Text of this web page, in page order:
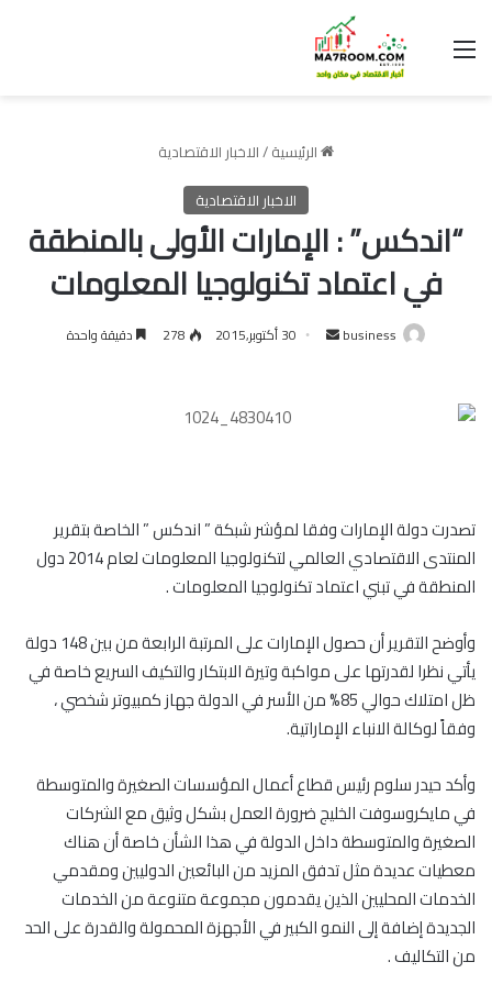
القائمة
الرئيسية/الاخبار الاقتصادية
الاخبار الاقتصادية
“اندكس” : الإمارات الأولى بالمنطقة
في اعتماد تكنولوجيا المعلومات
business
أرسل 30 أكتوبر,2015 278 دقيقة واحدة
تصدرت دولة الإمارات وفقا لمؤشر شبكة ” اندكس ” الخاصة بتقرير
المنتدى الاقتصادي العالمي لتكنولوجيا المعلومات لعام 2014 دول
المنطقة في تبني اعتماد تكنولوجيا المعلومات .
وأوضح التقرير أن حصول الإمارات على المرتبة الرابعة من بين 148 دولة
يأتي نظرا لقدرتها على مواكبة وتيرة الابتكار والتكيف السريع خاصة في
ظل امتلاك حوالي 85% من الأسر في الدولة جهاز كمبيوتر شخصي ،
وفقاً لوكالة الانباء الإماراتية.
وأكد حيدر سلوم رئيس قطاع أعمال المؤسسات الصغيرة والمتوسطة
في مايكروسوفت الخليج ضرورة العمل بشكل وثيق مع الشركات
الصغيرة والمتوسطة داخل الدولة في هذا الشأن خاصة أن هناك
معطيات عديدة مثل تدفق المزيد من البائعين الدوليين ومقدمي
الخدمات المحليين الذين يقدمون مجموعة متنوعة من الخدمات
الجديدة إضافة إلى النمو الكبير في الأجهزة المحمولة والقدرة على الحد
من التكاليف .